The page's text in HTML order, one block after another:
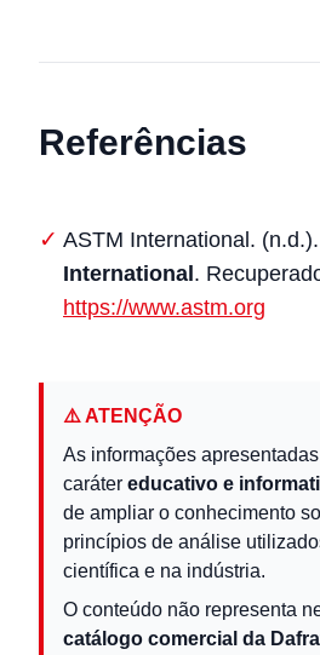
Referências
ASTM International. (n.d.).
International.
https://www.astm.org
⚠️ ATENÇÃO
As informações
caráter educativo e
de ampliar o conhecimento
princípios de análise
científica e na indústria.
O conteúdo não representa
catálogo comercial da